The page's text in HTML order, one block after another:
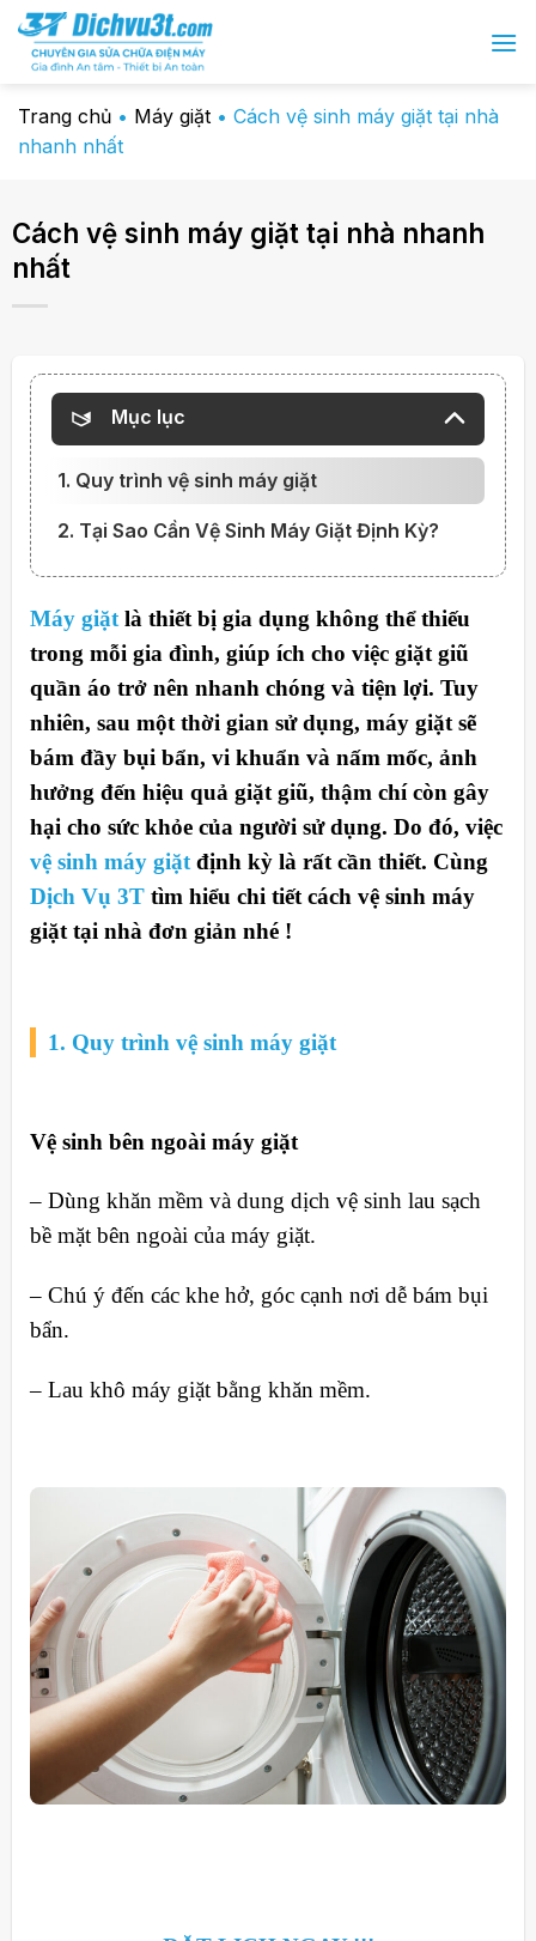
Chuyển
đến
dung
Trang chủ • Máy giặt • Cách vệ sinh máy giặt tại nhà
nhanh nhất
Cách vệ sinh máy giặt tại nhà nhanh
nhất
Mục lục
1. Quy trình vệ sinh máy giặt
2. Tại Sao Cần Vệ Sinh Máy Giặt Định Kỳ?
Máy giặtlà thiết bị gia dụng không thể thiếu
trong mỗi gia đình, giúp ích cho việc giặt giũ
quần áo trở nên nhanh chóng và tiện lợi. Tuy
nhiên, sau một thời gian sử dụng, máy giặt sẽ
bám đầy bụi bẩn, vi khuẩn và nấm mốc, ảnh
hưởng đến hiệu quả giặt giũ, thậm chí còn gây
hại cho sức khỏe của người sử dụng. Do đó, việc
vệ sinh máy giặtđịnh kỳ là rất cần thiết. Cùng
Dịch Vụ 3Ttìm hiểu chi tiết cách vệ sinh máy
giặt tại nhà đơn giản nhé !
1. Quy trình vệ sinh máy giặt
Vệ sinh bên ngoài máy giặt
– Dùng khăn mềm và dung dịch vệ sinh lau sạch
bề mặt bên ngoài của máy giặt.
– Chú ý đến các khe hở, góc cạnh nơi dễ bám bụi
bẩn.
– Lau khô máy giặt bằng khăn mềm.